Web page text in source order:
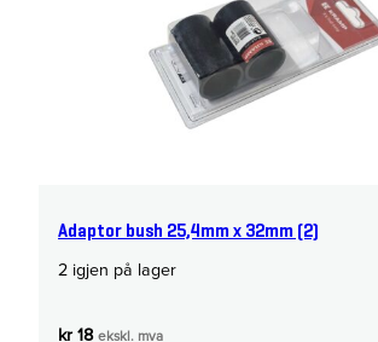
Adaptor bush 25,4mm x 32mm (2)
2 igjen på lager
kr18 ekskl. mva